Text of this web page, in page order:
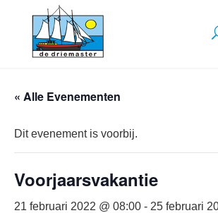
« Alle Evenementen
Dit evenement is voorbij.
Voorjaarsvakantie
21 februari 2022 @ 08:00 - 25 februari